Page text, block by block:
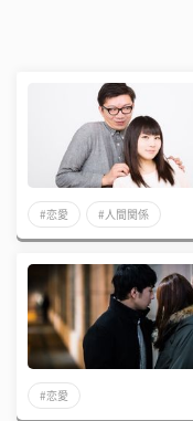
#恋愛 #人間関係
#恋愛